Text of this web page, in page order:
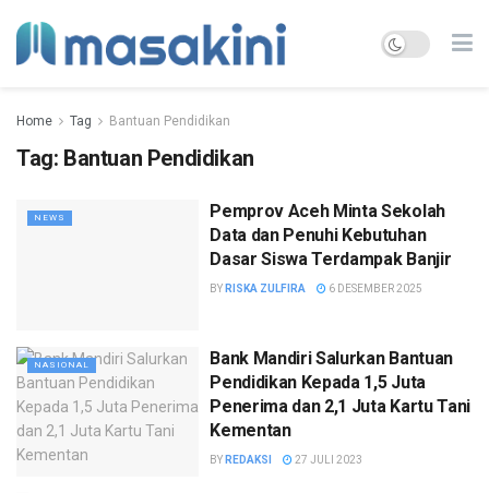
Home Tag Bantuan Pendidikan
Tag: Bantuan Pendidikan
NEWS
Pemprov Aceh Minta Sekolah
Data dan Penuhi Kebutuhan
Dasar Siswa Terdampak Banjir
BY RISKA ZULFIRA 6 DESEMBER 2025
NASIONAL
Bank Mandiri Salurkan Bantuan
Pendidikan Kepada 1,5 Juta
Penerima dan 2,1 Juta Kartu Tani
Kementan
BY REDAKSI 27 JULI 2023